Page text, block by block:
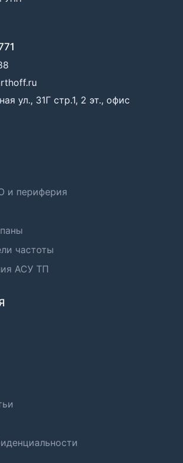
ул., 31Г стр.1, 2 эт., офис
и периферия
частоты
АСУ ТП